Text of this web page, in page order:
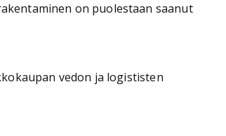
on puolestaan saanut
vedon ja logististen